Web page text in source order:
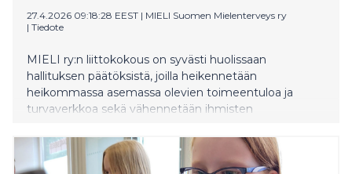
27.4.2026 09:18:28 EEST | MIELI Suomen Mielenterveys ry
| Tiedote
MIELI ry:n liittokokous on syvästi huolissaan
hallituksen päätöksistä, joilla heikennetään
heikommassa asemassa olevien toimeentuloa ja
turvaverkkoa sekä vähennetään ihmisten
on suora vaikutus myös yhteiskunnan
kokonaisturvallisuuteen.